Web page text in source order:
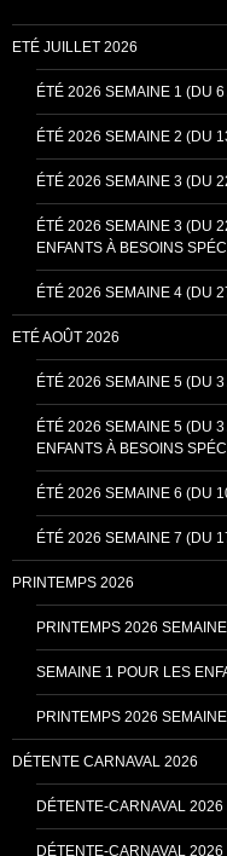
ETÉ JUILLET 2026
ÉTÉ 2026 SEMAINE 1 (DU
ÉTÉ 2026 SEMAINE 2 (DU
ÉTÉ 2026 SEMAINE 3 (DU
ÉTÉ 2026 SEMAINE 3 (DU
ENFANTS À BESOINS
ÉTÉ 2026 SEMAINE 4 (DU
ETÉ AOÛT 2026
ÉTÉ 2026 SEMAINE 5 (DU
ÉTÉ 2026 SEMAINE 5 (DU
ENFANTS À BESOINS
ÉTÉ 2026 SEMAINE 6 (DU
ÉTÉ 2026 SEMAINE 7 (DU
PRINTEMPS 2026
PRINTEMPS 2026
SEMAINE 1 POUR LES
PRINTEMPS 2026
DÉTENTE CARNAVAL 2026
DÉTENTE-CARNAVAL
DÉTENTE-CARNAVAL